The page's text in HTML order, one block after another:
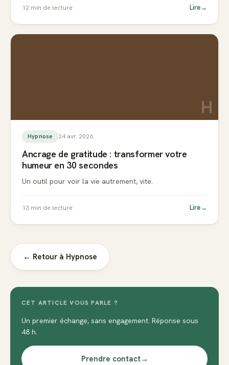
12 min de lecture Lire→
H
Hypnose 24 avr. 2026
Ancrage de gratitude : transformer votre
humeur en 30 secondes
Un outil pour voir la vie autrement, vite.
13 min de lecture Lire→
← Retour à Hypnose
CET ARTICLE VOUS PARLE ?
Un premier échange, sans engagement. Réponse sous
48 h.
Prendre contact→